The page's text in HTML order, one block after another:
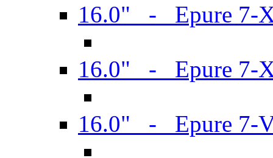
16.0" - Epure 7-
16.0" - Epure 7-
16.0" - Epure 7-